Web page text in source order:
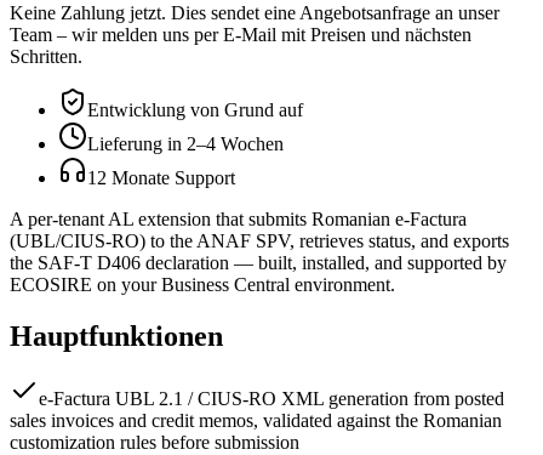
Keine Zahlung jetzt. Dies sendet eine Angebotsanfrage an unser
Team – wir melden uns per E-Mail mit Preisen und nächsten
Schritten.
Entwicklung von Grund auf
Lieferung in 2–4 Wochen
12 Monate Support
A per-tenant AL extension that submits Romanian e-Factura
(UBL/CIUS-RO) to the ANAF SPV, retrieves status, and exports
the SAF-T D406 declaration — built, installed, and supported by
ECOSIRE on your Business Central environment.
Hauptfunktionen
e-Factura UBL 2.1 / CIUS-RO XML generation from posted
sales invoices and credit memos, validated against the Romanian
customization rules before submission